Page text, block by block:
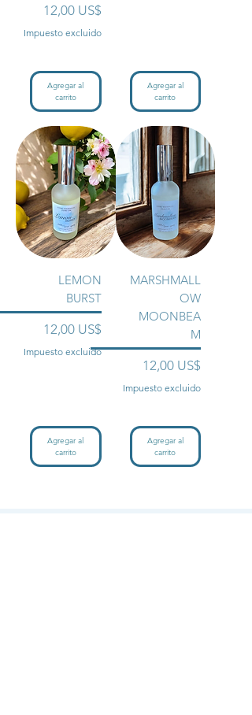
Precio
12,00 US$
Impuesto excluido
Agregar al
carrito
Agregar al
carrito
LEMON
BURST
Precio
12,00 US$
Impuesto excluido
Agregar al
carrito
MARSHMALL
OW
MOONBEA
M
Precio
12,00 US$
Impuesto excluido
Agregar al
carrito